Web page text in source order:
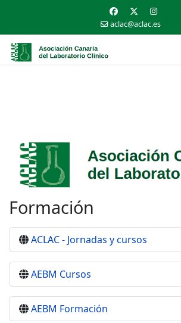
aclac@aclac.es
Formación
ACLAC - Jornadas y cursos
AEBM Cursos
AEBM Formación